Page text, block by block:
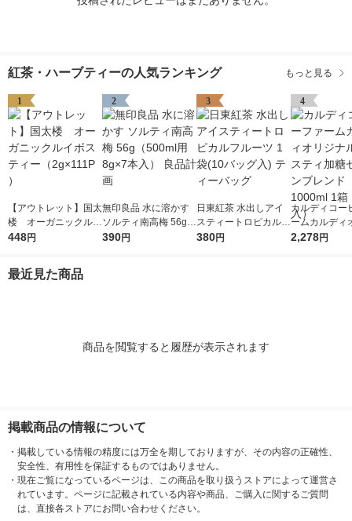
紅茶・ハーブティーの人気ランキング もっと見る
1
【アウトレット】国太
楼 オーガニックルイ
ボスティー（2g×111P
448円
2
無印良品 水に溶かす
ソルティ南高梅 56g
（500ml用8g×7本
390円
3
日東紅茶 水出しアイ
スティートロピカルフ
ルーツ 1袋(10バッグ
380円
4
カルディコー
ームカルディ
ル アイスティ
2,278円
最近見た商品
商品を閲覧すると履歴が表示されます
掲載商品の情報について
・ 掲載している情報の精度には万全を期しておりますが、その内容の正確性、
安全性、有用性を保証するものではありません。
・ 現在ご覧になっているページは、この商品を取り扱うストアによって運営さ
れています。ページに記載されている内容や商品、ご購入に関するご質問
は、直接各ストアにお問い合わせください。